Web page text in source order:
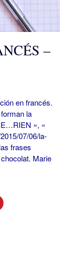
–
en francés.
la
», «
07/06/la-
frases
Marie